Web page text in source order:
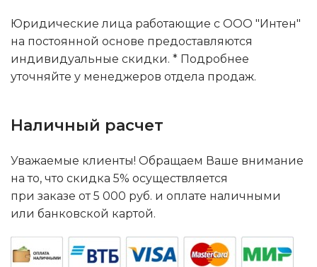
Юридические лица работающие с ООО "Интен"
на постоянной основе предоставляются
индивидуальные скидки. * Подробнее
уточняйте у менеджеров отдела продаж.
Наличный расчет
Уважаемые клиенты! Обращаем Ваше внимание
на то, что скидка 5% осуществляется
при заказе от 5 000 руб. и оплате наличными
или банковской картой.